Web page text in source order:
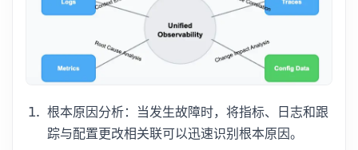
根本原因分析：当发生故障时，将指标、日志和跟
踪与配置更改相关联可以迅速识别根本原因。